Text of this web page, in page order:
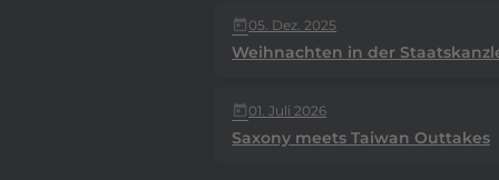
today 05. Dez. 2025
Weihnachten in der
today 01. Juli 2026
Saxony meets Taiwan Outtakes